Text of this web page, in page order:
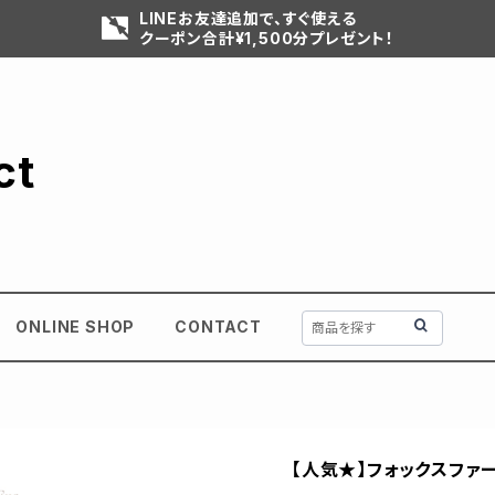
LINEお友達追加で、すぐ使える
クーポン合計¥1,500分プレゼント！
ONLINE SHOP CONTACT
【人気★】フォックスファ